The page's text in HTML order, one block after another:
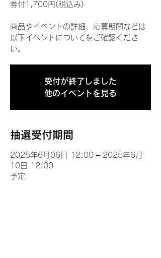
券付1,700円(税込み)
商品やイベントの詳細、応募期間などは
以下イベントについてをご確認くださ
い。
受付が終了しました
他のイベントを見る
抽選受付期間
2025年6月06日 12:00 – 2025年6月
10日 12:00
予定